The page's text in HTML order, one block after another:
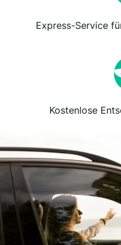
Express-Service
Kostenlose